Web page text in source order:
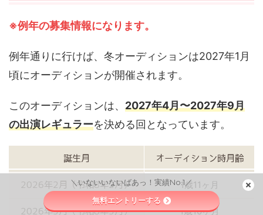
※例年の募集情報になります。
例年通りに行けば、冬オーディションは2027年1月
頃にオーディションが開催されます。
このオーディションは、 2027年4月〜2027年9月
の出演レギュラーを決める回となっています。
誕生月 オーディション時月齢
2026年2月（令和8年2月） 1歳11ヶ月
2026年3月（令和8年3月） 1歳10ヶ月
＼いないいないばあっ！実績No.1／
無料エントリーする